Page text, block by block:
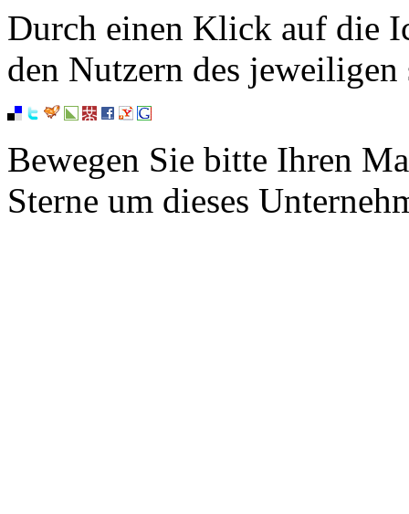
Durch einen Klick auf die
den Nutzern des
Bewegen Sie bitte Ihren
Sterne um dieses